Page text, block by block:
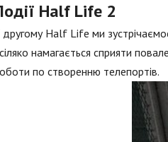
Half Life 2
Half Life ми
намагається сприяти
по створенню телепортів.